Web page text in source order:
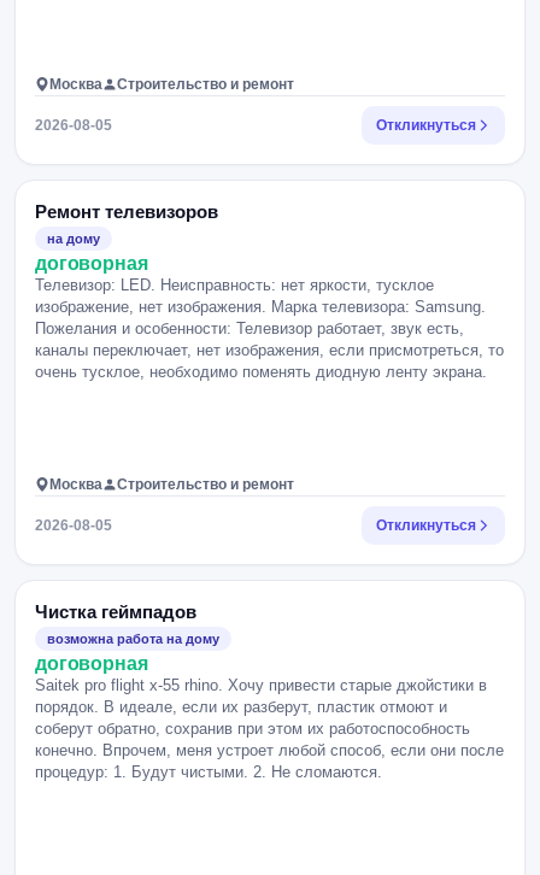
Москва Строительство и ремонт
2026-08-05 Откликнуться
Ремонт телевизоров
на дому
договорная
Телевизор: LED. Неисправность: нет яркости, тусклое
изображение, нет изображения. Марка телевизора: Samsung.
Пожелания и особенности: Телевизор работает, звук есть,
каналы переключает, нет изображения, если присмотреться, то
очень тусклое, необходимо поменять диодную ленту экрана.
Москва Строительство и ремонт
2026-08-05 Откликнуться
Чистка геймпадов
возможна работа на дому
договорная
Saitek pro flight x-55 rhino. Хочу привести старые джойстики в
порядок. В идеале, если их разберут, пластик отмоют и
соберут обратно, сохранив при этом их работоспособность
конечно. Впрочем, меня устроет любой способ, если они после
процедур: 1. Будут чистыми. 2. Не сломаются.